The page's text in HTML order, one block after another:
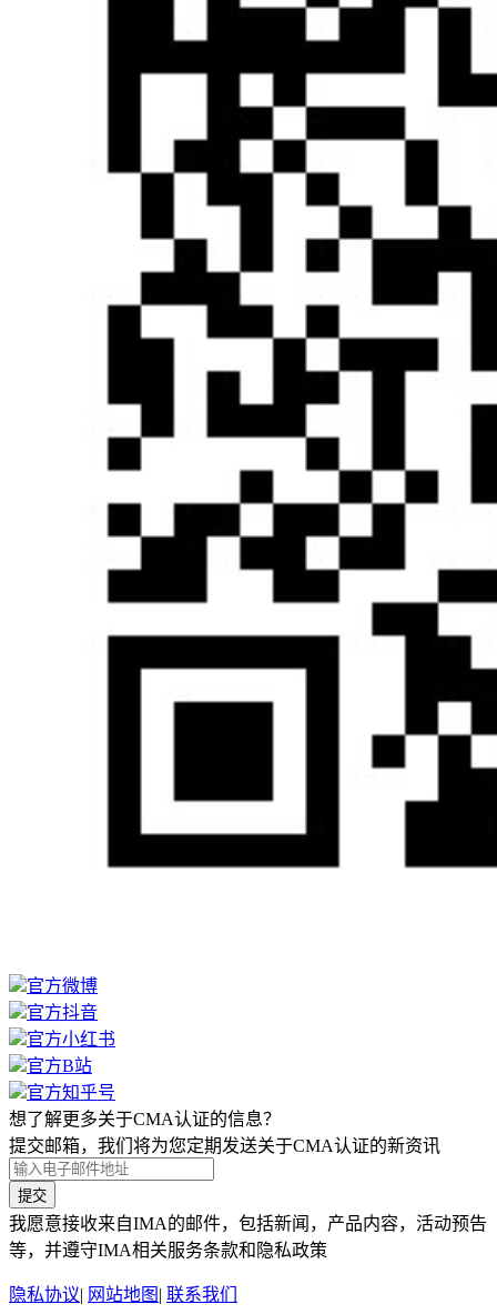
官方微博
官方抖音
官方小红书
官方B站
官方知乎号
想了解更多关于CMA认证的信息？
提交邮箱，我们将为您定期发送关于CMA认证的新资讯
提交
我愿意接收来自IMA的邮件，包括新闻，产品内容，活动预告
等，并遵守IMA相关服务条款和隐私政策
隐私协议| 网站地图 | 联系我们